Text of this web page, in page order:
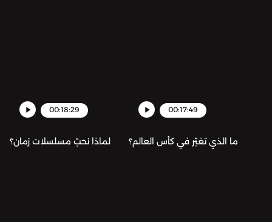
00:18:29
لماذا نحبّ مسلسلات زمان؟
00:17:49
ما الذي تغيّر في كأس العالم؟